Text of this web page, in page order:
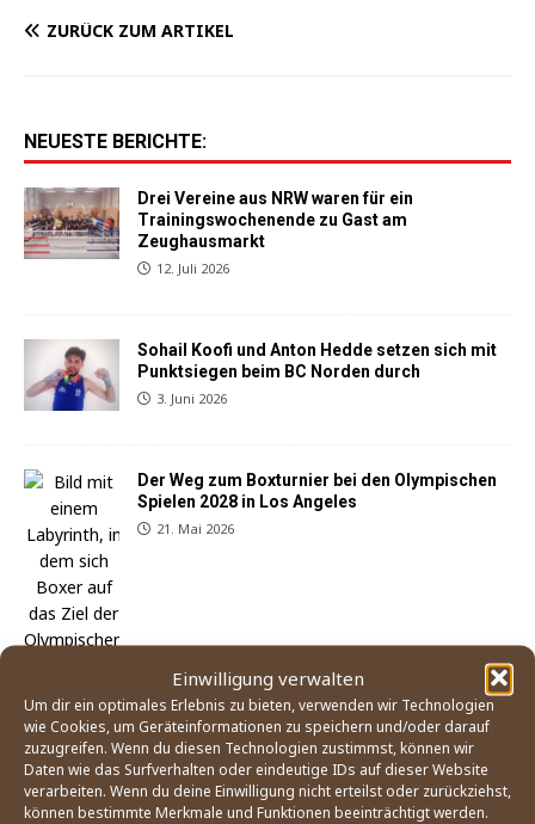
Einwilligung verwalten
Um dir ein optimales Erlebnis zu bieten, verwenden wir Technologien
wie Cookies, um Geräteinformationen zu speichern und/oder darauf
zuzugreifen. Wenn du diesen Technologien zustimmst, können wir
Daten wie das Surfverhalten oder eindeutige IDs auf dieser Website
verarbeiten. Wenn du deine Einwilligung nicht erteilst oder zurückziehst,
können bestimmte Merkmale und Funktionen beeinträchtigt werden.
ZURÜCK ZUM ARTIKEL
NEUESTE BERICHTE:
Drei Vereine aus NRW waren für ein
Trainingswochenende zu Gast am
Zeughausmarkt
12. Juli 2026
Sohail Koofi und Anton Hedde setzen sich mit
Punktsiegen beim BC Norden durch
3. Juni 2026
Der Weg zum Boxturnier bei den Olympischen
Spielen 2028 in Los Angeles
21. Mai 2026
England Boxing betrachtet Mitgliedsverband
»East Midland« als gescheitert
25. April 2026